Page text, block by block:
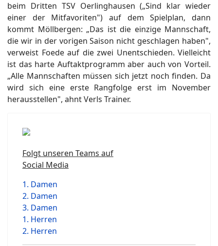
beim Dritten TSV Oerlinghausen („Sind klar wieder
einer der Mitfavoriten") auf dem Spielplan, dann
kommt Möllbergen: „Das ist die einzige Mannschaft,
die wir in der vorigen Saison nicht geschlagen haben",
verweist Foede auf die zwei Unentschieden. Vielleicht
ist das harte Auftaktprogramm aber auch von Vorteil.
„Alle Mannschaften müssen sich jetzt noch finden. Da
wird sich eine erste Rangfolge erst im November
herausstellen", ahnt Verls Trainer.
Folgt unseren Teams auf
Social Media
1. Damen
2. Damen
3. Damen
1. Herren
2. Herren